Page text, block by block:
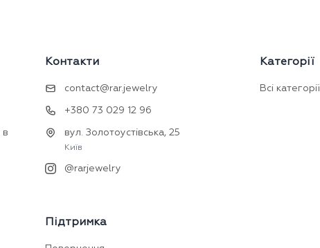
в
Контакти
contact@rar.jewelry
+380 73 029 12 96
вул. Золотоустівська, 25
Київ
@rarjewelry
Категорії
Всі категорії
Підтримка